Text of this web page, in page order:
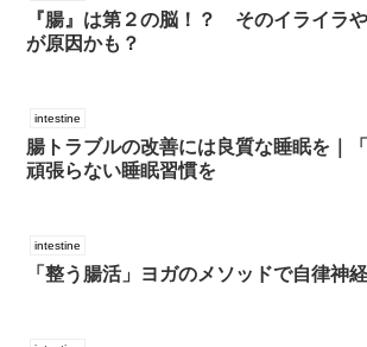
『腸』は第２の脳！？ そのイライラ
が原因かも？
intestine
腸トラブルの改善には良質な睡眠を｜
頑張らない睡眠習慣を
intestine
「整う腸活」ヨガのメソッドで自律神